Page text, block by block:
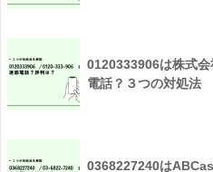
0120333906は株式
電話？３つの対処法
0368227240は